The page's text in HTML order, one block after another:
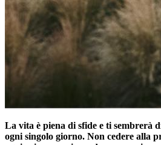
La vita è piena di sfide e ti sembrerà
ogni singolo giorno. Non cedere alla